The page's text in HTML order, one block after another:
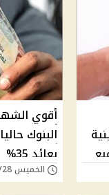
أقوي
البنوك
بعائد 35%
الخميس 28/نوفمبر/2024 - 08:14 ص